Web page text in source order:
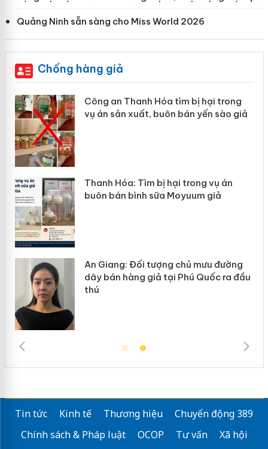
Quảng Ninh sẵn sàng cho Miss World 2026
Chống hàng giả
hại trong
sào giả
vụ án
giả
đường
ra đầu
Lào Cai xử lý 83 vụ vi phạm
mại trong tháng 7
Hưng Yên: Xử lý 6 hộ kinh doanh
hàng giả mạo nhãn hiệu Adidas,
Cà Mau: Tiêu hủy công khai
ngàn sản phẩm nhập lậu, bảo
Tin tức Kinh tế Thương hiệu
Chuyển động 389
Chính sách & Pháp luật
OCOP Tư vấn
Xã hội